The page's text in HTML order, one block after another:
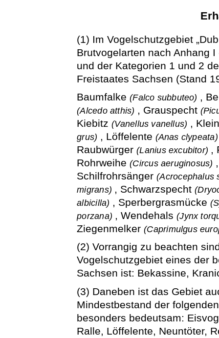
(1) Im Vogelschutzgebiet
Brutvogelarten nach Anhang
und der Kategorien 1 und 2
Freistaates Sachsen (Stand
Baumfalke(Falco subbuteo) ,
(Alcedo atthis) , Grauspecht
Kiebitz(Vanellus vanellus) ,
grus) , Löffelente (Anas
Raubwürger(Lanius excubitor) ,
Rohrweihe(Circus aeruginosus)
Schilfrohrsänger(Acrocephalus
migrans) , Schwarzspecht
albicilla) , Sperbergrasmücke
porzana) , Wendehals(Jynx
Ziegenmelker(Caprimulgus
(2) Vorrangig zu beachten
Vogelschutzgebiet eines der
Sachsen ist: Bekassine,
(3) Daneben ist das Gebiet
Mindestbestand der
besonders bedeutsam:
Ralle, Löffelente, Neuntöter,